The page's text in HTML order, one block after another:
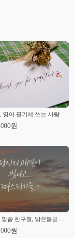
영어 필기체 쓰는 사람
원
마음을 담은 말씀 한구절, 밝은봄글씨 캘리그라피
원